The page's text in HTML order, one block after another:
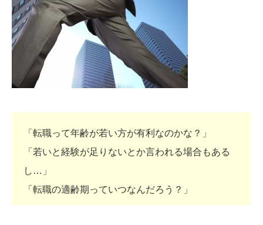
「転職って年齢が若い方が有利なのかな？」
「若いと経験が足りないとか言われる場合もある
し…」
「転職の適齢期っていつなんだろう？」